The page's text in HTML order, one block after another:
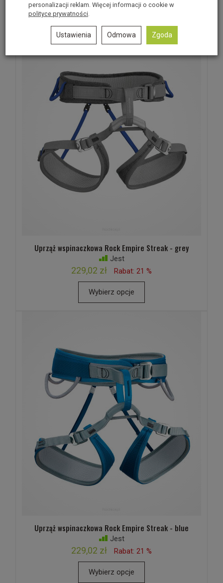
Polecane produkty
Uprząż wspinaczkowa Rock Empire Streak - grey
Jest
229,02 zł Rabat: 21 %
Wybierz opcje
Uprząż wspinaczkowa Rock Empire Streak - blue
Jest
229,02 zł Rabat: 21 %
Wybierz opcje
personalizacji reklam. Więcej informacji o cookie w
polityce prywatności
Ustawienia Odmowa Zgoda